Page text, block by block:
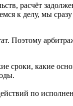
расчёт
к делу, мы
Поэтому
сроки, какие
по